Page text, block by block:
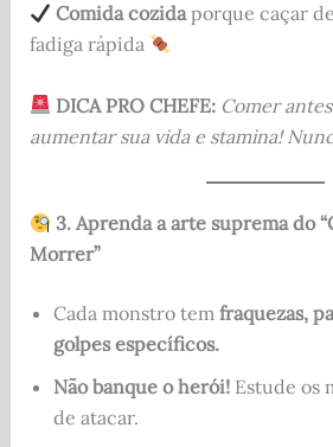
Comida cozidaporque caçar
fadiga rápida
DICA PRO CHEFE: Comer
aumentar sua vida e stamina!
3. Aprenda a arte suprema do
Morrer”
Cada monstro tem fraquezas,
golpes específicos.
Não banque o herói!Estude os
de atacar.